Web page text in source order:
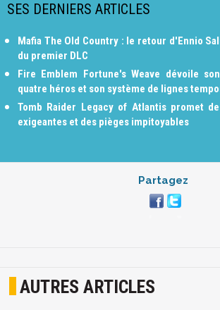
SES DERNIERS ARTICLES
Mafia The Old Country : le retour d'Ennio
du premier DLC
Fire Emblem Fortune's Weave dévoile
quatre héros et son système de lignes
Tomb Raider Legacy of Atlantis promet
exigeantes et des pièges impitoyables
Partagez
AUTRES ARTICLES